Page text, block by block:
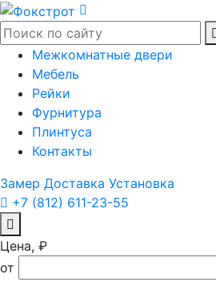
Межкомнатные двери
Мебель
Рейки
Фурнитура
Плинтуса
Контакты
Замер Доставка Установка
+7 (812) 611-23-55
Цена, ₽
от